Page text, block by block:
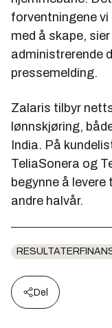
forventningene
med å skape,
administrerende
pressemelding.
Zalaris tilbyr
lønnskjøring,
India. På
TeliaSonera og
begynne å
andre halvår.
Del